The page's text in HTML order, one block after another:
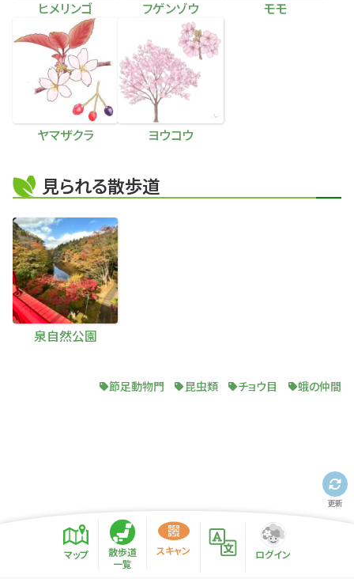
ヒメリンゴ フゲンゾウ モモ
ヤマザクラ ヨウコウ
見られる散歩道
泉自然公園
節足動物門 昆虫類 チョウ目 蛾の仲間
更新
マップ
散歩道
一覧
スキャン ログイン